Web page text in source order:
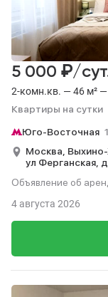
2-комн.кв. — 46 м²
Квартиры на сутки
5 000 ₽/
Юго-Восточная
Москва,
ул Ферганская,
Объявление об
4 августа 2026